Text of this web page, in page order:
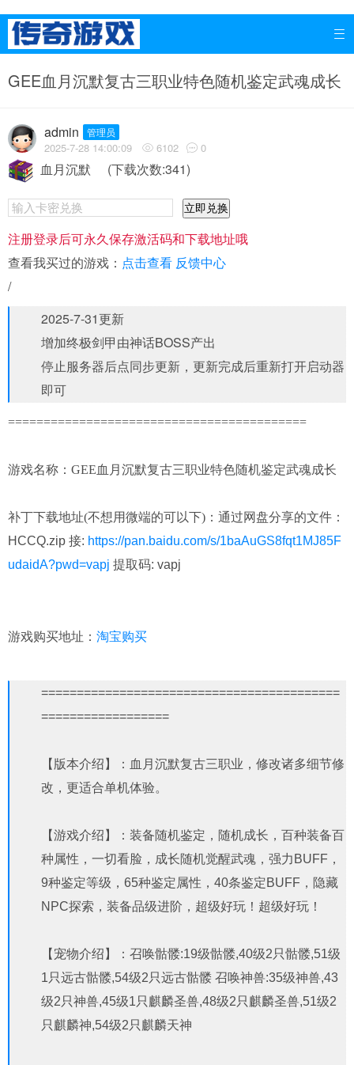

GEE血月沉默复古三职业特色随机鉴定武魂成长
admin 管理员
2025-7-28 14:00:09  6102  0
血月沉默 (下载次数:341)
立即兑换
注册登录后可永久保存激活码和下载地址哦
查看我买过的游戏： 点击查看 反馈中心
/
2025-7-31更新
增加终极剑甲由神话BOSS产出
停止服务器后点同步更新，更新完成后重新打开启动器
即可
==========================================
游戏名称：GEE血月沉默复古三职业特色随机鉴定武魂成长
补丁下载地址(不想用微端的可以下)： 通过网盘分享的文件：
HCCQ.zip 接: https://pan.baidu.com/s/1baAuGS8fqt1MJ85F
udaidA?pwd=vapj 提取码: vapj
游戏购买地址： 淘宝购买
==========================================
==================
【版本介绍】：血月沉默复古三职业，修改诸多细节修
改，更适合单机体验。
【游戏介绍】：装备随机鉴定，随机成长，百种装备百
种属性，一切看脸，成长随机觉醒武魂，强力BUFF，
9种鉴定等级，65种鉴定属性，40条鉴定BUFF，隐藏
NPC探索，装备品级进阶，超级好玩！超级好玩！
【宠物介绍】：召唤骷髅:19级骷髅,40级2只骷髅,51级
1只远古骷髅,54级2只远古骷髅 召唤神兽:35级神兽,43
级2只神兽,45级1只麒麟圣兽,48级2只麒麟圣兽,51级2
只麒麟神,54级2只麒麟天神